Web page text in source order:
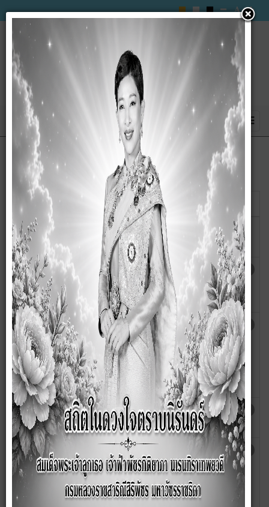
แสดง
ชื่อ
ผู้เขียน
แผนตรวจสอบภายใน ประจำปีงบประมาณ
2569
เขียนโดย
กนกวรรณ
ฮิต: 958
แผนการดำเนินงานการป้องกันและแก้ไข
ปัญหาฝุ่นละอองขนาดเล็ก PM2.5 ของ
องค์การบริหารส่วนตำบลซับสมบูรณ์
เขียนโดย
กนกวรรณ
ฮิต: 1937
ประกาศองค์การบริหารส่วนตำบลซับ
สมบูรณ์ เรื่อง ประกาศใช้แผนบริหารจัดการ
ความเสี่ยงขององค์การบริหารส่วนตำบลซับ
สมบูรณ์ ประจำปีงบประมาณ พ.ศ.
2568
เขียนโดย
anchalee
ฮิต: 2015
แผนปฏิบัติการ ประจำปีงบประมาณ พ.ศ.
2568
เขียนโดย
anchalee
ฮิต: 2244
ประกาศองค์การบริหารส่วนตำบลซับ
สมบูรณ์ เรือง แผนพัฒนาท้องถิ่น
(พ.ศ.2566-2570) แก้ไข ครั้งที่
1/2567
anchalee
ฮิต: 2209